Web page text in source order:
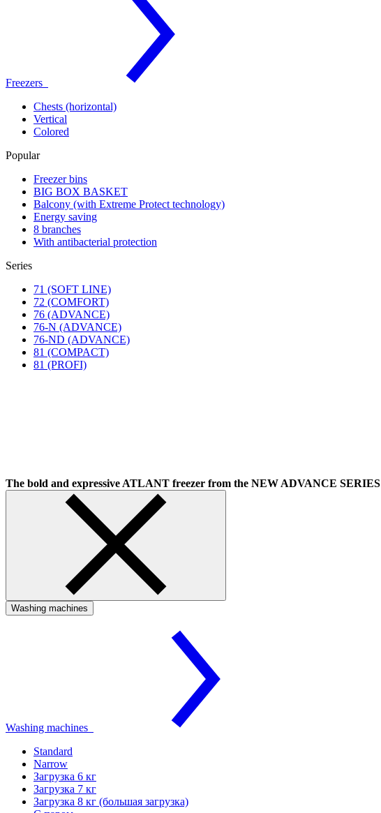
Freezers
Chests (horizontal)
Vertical
Colored
Popular
Freezer bins
BIG BOX BASKET
Balcony (with Extreme Protect technology)
Energy saving
8 branches
With antibacterial protection
Series
71 (SOFT LINE)
72 (COMFORT)
76 (ADVANCE)
76-N (ADVANCE)
76-ND (ADVANCE)
81 (COMPACT)
81 (PROFI)
The bold and expressive ATLANT freezer from the NEW ADVANCE SERIES
Washing machines
Washing machines
Standard
Narrow
Загрузка 6 кг
Загрузка 7 кг
Загрузка 8 кг (большая загрузка)